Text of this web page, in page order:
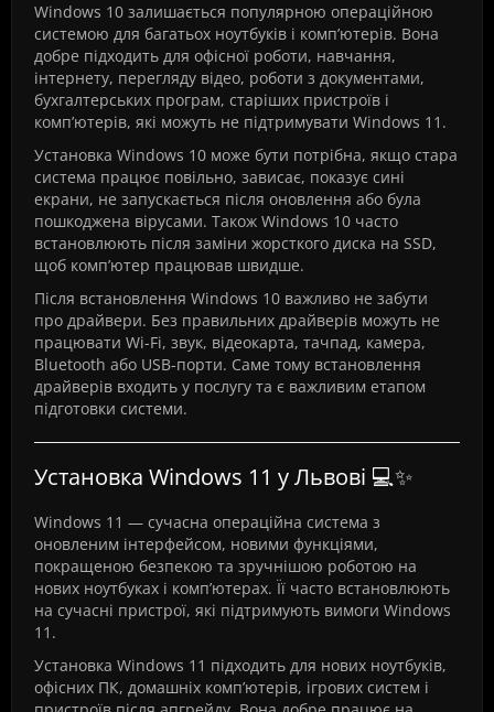
Windows 10 залишається популярною операційною
системою для багатьох ноутбуків і комп’ютерів. Вона
добре підходить для офісної роботи, навчання,
інтернету, перегляду відео, роботи з документами,
бухгалтерських програм, старіших пристроїв і
комп’ютерів, які можуть не підтримувати Windows 11.
Установка Windows 10 може бути потрібна, якщо стара
система працює повільно, зависає, показує сині
екрани, не запускається після оновлення або була
пошкоджена вірусами. Також Windows 10 часто
встановлюють після заміни жорсткого диска на SSD,
щоб комп’ютер працював швидше.
Після встановлення Windows 10 важливо не забути
про драйвери. Без правильних драйверів можуть не
працювати Wi-Fi, звук, відеокарта, тачпад, камера,
Bluetooth або USB-порти. Саме тому встановлення
драйверів входить у послугу та є важливим етапом
підготовки системи.
Установка Windows 11 у Львові 💻✨
Windows 11 — сучасна операційна система з
оновленим інтерфейсом, новими функціями,
покращеною безпекою та зручнішою роботою на
нових ноутбуках і комп’ютерах. Її часто встановлюють
на сучасні пристрої, які підтримують вимоги Windows
11.
Установка Windows 11 підходить для нових ноутбуків,
офісних ПК, домашніх комп’ютерів, ігрових систем і